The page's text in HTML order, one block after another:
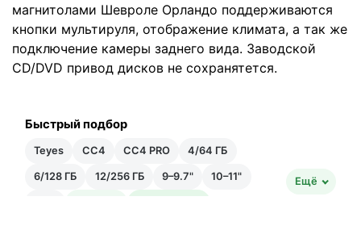
магнитолами Шевроле Орландо поддерживаются
кнопки мультируля, отображение климата, а так же
подключение камеры заднего вида. Заводской
CD/DVD привод дисков не сохранятется.
Быстрый подбор
Teyes CC4 CC4 PRO 4/64 ГБ
6/128 ГБ 12/256 ГБ 9–9.7" 10–11" Ещё